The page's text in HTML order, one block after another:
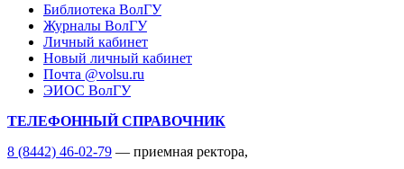
Библиотека ВолГУ
Журналы ВолГУ
Личный кабинет
Новый личный кабинет
Почта @volsu.ru
ЭИОС ВолГУ
ТЕЛЕФОННЫЙ СПРАВОЧНИК
8 (8442) 46-02-79 — приемная ректора,